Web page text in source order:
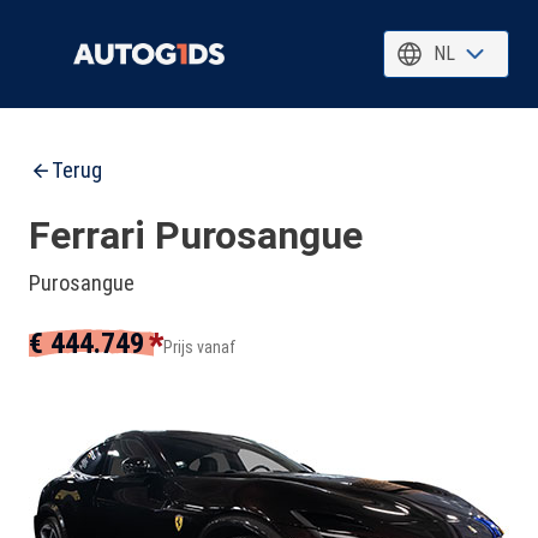
NL
Terug
Ferrari Purosangue
Purosangue
€ 444.749*Prijs vanaf